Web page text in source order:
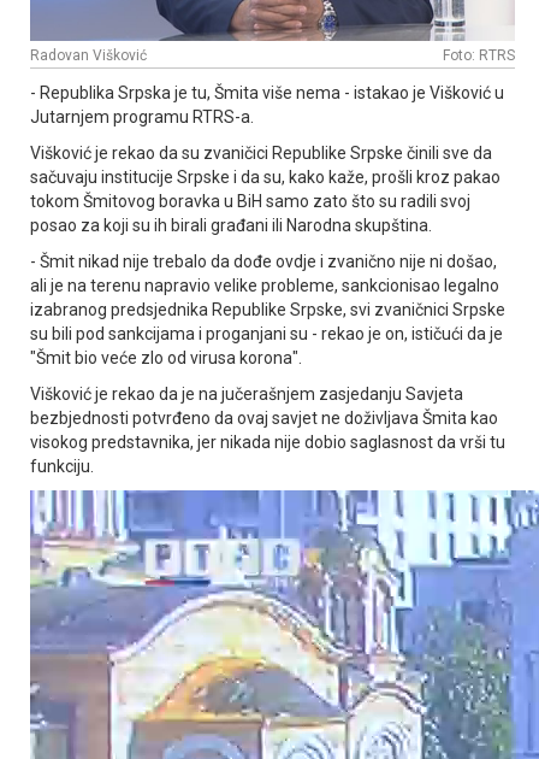
Radovan Višković Foto: RTRS
- Republika Srpska je tu, Šmita više nema - istakao je Višković u
Јutarnjem programu RTRS-a.
Višković je rekao da su zvaničici Republike Srpske činili sve da
sačuvaju institucije Srpske i da su, kako kaže, prošli kroz pakao
tokom Šmitovog boravka u BiH samo zato što su radili svoj
posao za koji su ih birali građani ili Narodna skupština.
- Šmit nikad nije trebalo da dođe ovdje i zvanično nije ni došao,
ali je na terenu napravio velike probleme, sankcionisao legalno
izabranog predsjednika Republike Srpske, svi zvaničnici Srpske
su bili pod sankcijama i proganjani su - rekao je on, ističući da je
"Šmit bio veće zlo od virusa korona".
Višković je rekao da je na jučerašnjem zasjedanju Savjeta
bezbjednosti potvrđeno da ovaj savjet ne doživljava Šmita kao
visokog predstavnika, jer nikada nije dobio saglasnost da vrši tu
funkciju.